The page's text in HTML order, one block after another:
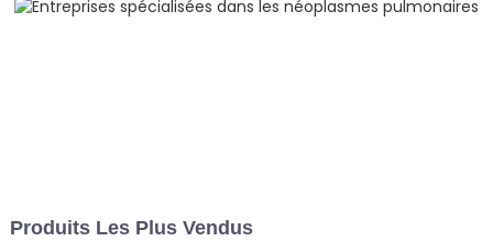
Produits Les Plus Vendus